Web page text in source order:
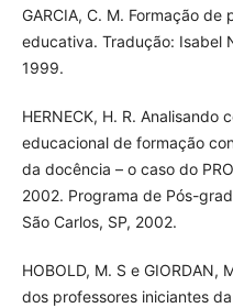
GARCIA, C. M. Formação
educativa. Tradução: Isabel
1999.
HERNECK, H. R.
educacional de formação
da docência – o caso do
2002. Programa de Pós-
São Carlos, SP, 2002.
HOBOLD, M. S e
dos professores iniciantes